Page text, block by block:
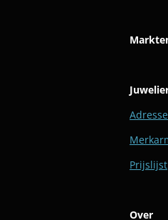
Prijslijst
Over